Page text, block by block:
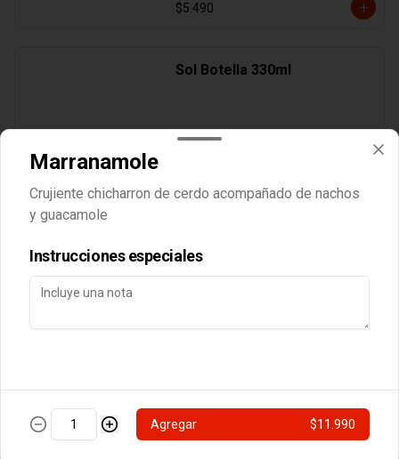
$5.490
Sol Botella 330ml
Cocteles
Postres
Marranamole
Crujiente chicharron de cerdo acompañado de nachos
y guacamole
Instrucciones especiales
Agregar $11.990